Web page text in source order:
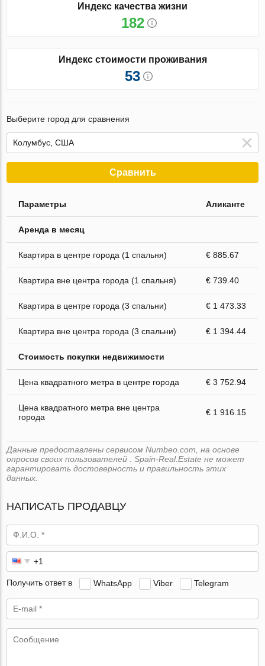
Индекс качества жизни
182
Индекс стоимости проживания
53
Выберите город для сравнения
Сравнить
Параметры Аликанте
Аренда в месяц
Квартира в центре города (1 спальня) € 885.67
Квартира вне центра города (1 спальня) € 739.40
Квартира в центре города (3 спальни) € 1 473.33
Квартира вне центра города (3 спальни) € 1 394.44
Стоимость покупки недвижимости
Цена квадратного метра в центре города € 3 752.94
Цена квадратного метра вне центра
города
€ 1 916.15
Данные предоставлены сервисом Numbeo.com, на основе
опросов своих пользователей . Spain-Real.Estate не может
гарантировать достоверность и правильность этих
данных.
НАПИСАТЬ ПРОДАВЦУ
Получить ответ в WhatsApp Viber Telegram